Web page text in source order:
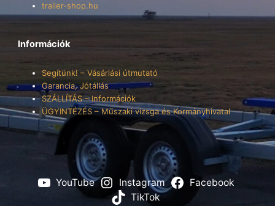
trailer-shop.hu
Információk
Segítünk! – Vásárlási útmutató
Garancia, Jótállás
SZÁLLÍTÁS – Információk
ÜGYINTÉZÉS – Műszaki vizsga és Kormányhivatal
YouTube Instagram
Facebook
TikTok